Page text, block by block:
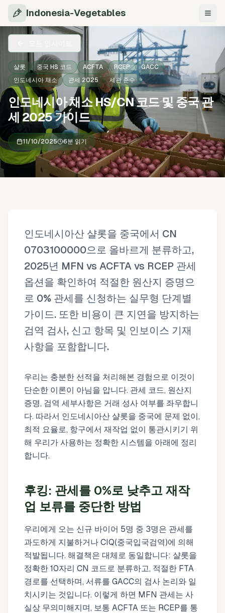
Indonesia-Vegetables 탐색
샬롯 중국 HS 코드 ACFTA RCEP
GACC
인도네시아 채소
관세 2025 세관 준수
인도네시아 채소 HS/CN 코드 및 중국 관
세 2025 가이드
11/10/2025 6분 읽기
인도네시아산 샬롯을 중국에서 CN
0703100000으로 올바르게 분류하고,
2025년 MFN vs ACFTA vs RCEP 관세
옵션을 확인하여 적절한 원산지 증명으
로 0% 관세를 신청하는 실무형 단계별
가이드. 또한 비용이 큰 지연을 방지하는
검역 검사, 신고 항목 및 인보이스 기재
사항을 포함합니다.
우리는 충분한 선적을 처리해본 경험으로 이것이
단순한 이론이 아님을 압니다. 관세 코드, 원산지
증명, 검역 세부사항은 거래 성사 여부를 좌우합니
다. 따라서 인도네시아산 샬롯을 중국에 문제 없이,
최적 요율로, 항구에서 재작업 없이 통관시키기 위
해 우리가 사용하는 정확한 시스템을 아래에 정리
합니다.
후킹: 관세를 0%로 낮추고 재작
업 보류를 중단한 방법
우리에게 오는 신규 바이어 5명 중 3명은 관세를
과도하게 지불하거나 CIQ(중국입국검역)에 의해
적발됩니다. 해결책은 대체로 동일합니다: 샬롯을
정확한 10자리 CN 코드로 분류하고, 적절한 FTA
경로를 선택하며, 서류를 GACC의 검사 논리와 일
치시키는 것입니다. 이렇게 하면 MFN 관세는 사
실상 무의미해지며, 보통 ACFTA 또는 RCEP를 통